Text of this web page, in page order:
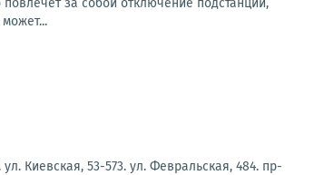
за собой отключение подстанций,
Киевская, 53-573. ул. Февральская, 484. пр-